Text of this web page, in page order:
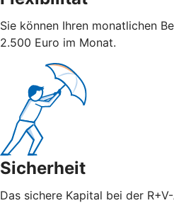
Sie können Ihren monatlichen
2.500 Euro im Monat.
Sicherheit
Das sichere Kapital bei der